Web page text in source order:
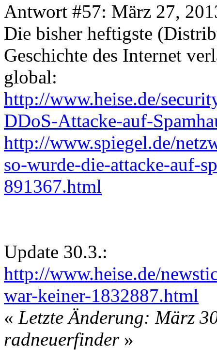
Antwort #57: März 27,
Die bisher heftigste
Geschichte des Internet
global:
http://www.heise.de/
DDoS-Attacke-auf-
http://www.spiegel.de/
so-wurde-die-attacke-auf-
891367.html
Update 30.3.:
http://www.heise.de/
war-keiner-1832887.html
« Letzte Änderung: März
radneuerfinder»